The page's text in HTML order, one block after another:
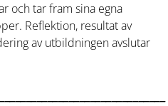
och tar fram sina egna
Reflektion, resultat av
av utbildningen avslutar